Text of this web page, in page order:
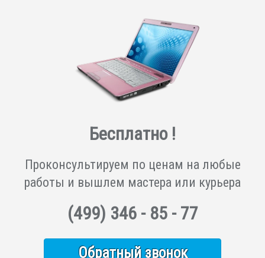
Бесплатно !
Проконсультируем по ценам на любые
работы и вышлем мастера или курьера
(499) 346 - 85 - 77
Обратный звонок